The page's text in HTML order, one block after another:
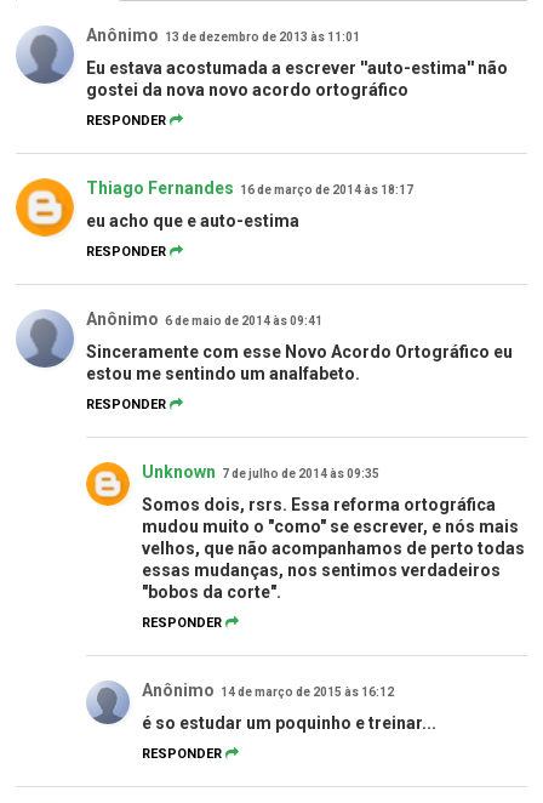
Anônimo 13 de dezembro de 2013 às 11:01
Eu estava acostumada a escrever ''auto-estima'' não
gostei da nova novo acordo ortográfico
RESPONDER
Thiago Fernandes 16 de março de 2014 às 18:17
eu acho que e auto-estima
RESPONDER
Anônimo 6 de maio de 2014 às 09:41
Sinceramente com esse Novo Acordo Ortográfico eu
estou me sentindo um analfabeto.
RESPONDER
Unknown 7 de julho de 2014 às 09:35
Somos dois, rsrs. Essa reforma ortográfica
mudou muito o "como" se escrever, e nós mais
velhos, que não acompanhamos de perto todas
essas mudanças, nos sentimos verdadeiros
"bobos da corte".
RESPONDER
Anônimo 14 de março de 2015 às 16:12
é so estudar um poquinho e treinar...
RESPONDER